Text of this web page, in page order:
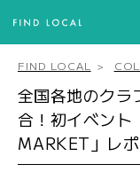
FIND LOCAL
全国各地のクラ
合！初イベン
MARKET」レ